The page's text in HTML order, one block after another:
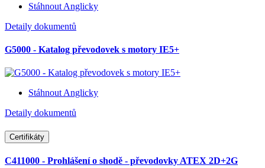
Stáhnout Anglicky
Detaily dokumentů
G5000 - Katalog převodovek s motory IE5+
Stáhnout Anglicky
Detaily dokumentů
Certifikáty
C411000 - Prohlášení o shodě - převodovky ATEX 2D+2G